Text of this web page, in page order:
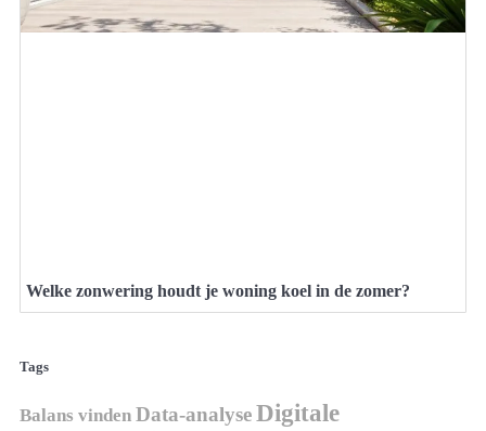
Welke zonwering houdt je woning koel in de zomer?
Tags
Balans vinden Data-analyseDigitale